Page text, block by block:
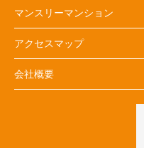
マンスリーマンション
アクセスマップ
会社概要